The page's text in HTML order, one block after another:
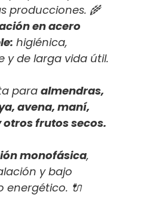
producciones. 🌾
en acero
higiénica,
y de larga vida útil.
paraalmendras,
avena, maní,
otros frutos secos.
monofásica,
y bajo
energético. 🔌